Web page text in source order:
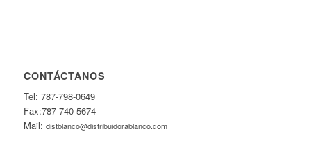
CONTÁCTANOS
Tel: 787-798-0649
Fax:787-740-5674
Mail: distblanco@distribuidorablanco.com